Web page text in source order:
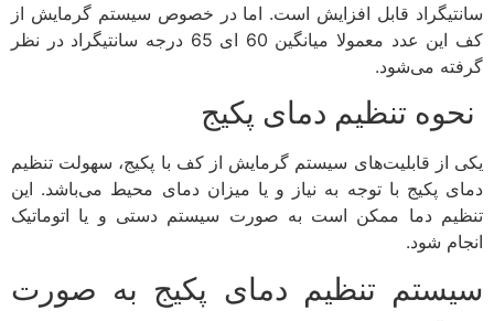
سانتیگراد قابل افزایش است. اما در خصوص سیستم گرمایش از
کف این عدد معمولا میانگین 60 ای 65 درجه سانتیگراد در نظر
گرفته می‌شود.
نحوه تنظیم دمای پکیج
یکی از قابلیت‌های سیستم گرمایش از کف با پکیج، سهولت تنظیم
دمای پکیج با توجه به نیاز و یا میزان دمای محیط می‌باشد. این
تنظیم دما ممکن است به صورت سیستم دستی و یا اتوماتیک
انجام شود.
سیستم تنظیم دمای پکیج به صورت